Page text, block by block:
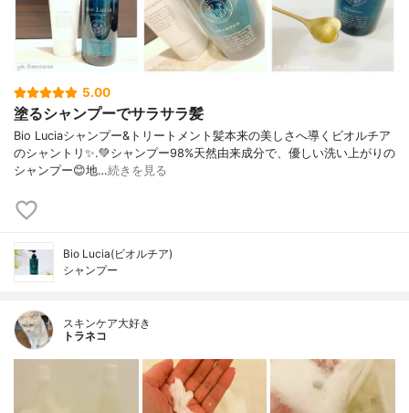
5.00
塗るシャンプーでサラサラ髪
Bio Luciaシャンプー&トリートメント⁡髪本来の美しさへ導くビオルチア
のシャントリ✨⁡.💚シャンプー98%天然由来成分で、優しい洗い上がりの
シャンプー😊地…続きを見る
Bio Lucia(ビオルチア)
シャンプー
スキンケア大好き
トラネコ